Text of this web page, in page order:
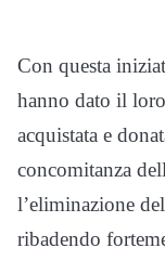
Con questa
hanno dato il
acquistata e
concomitanza
l’eliminazione
ribadendo